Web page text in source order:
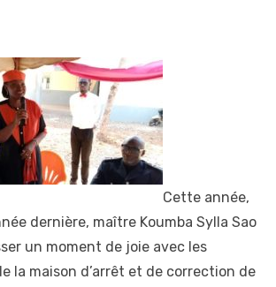
Cette année,
dernière, maître Koumba Sylla Sao
un moment de joie avec les
la maison d’arrêt et de correction de